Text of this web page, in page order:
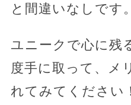
と間違いなしです。
ユニークで心に残
度手に取って、メ
れてみてください！